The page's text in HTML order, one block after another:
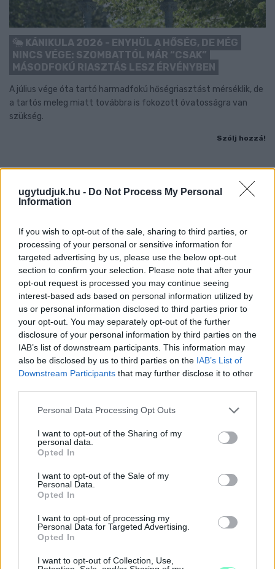
ugytudjuk.hu - Do Not Process My Personal
Information
If you wish to opt-out of the sale, sharing to third parties, or
processing of your personal or sensitive information for
targeted advertising by us, please use the below opt-out
section to confirm your selection. Please note that after your
opt-out request is processed you may continue seeing
interest-based ads based on personal information utilized by
us or personal information disclosed to third parties prior to
your opt-out. You may separately opt-out of the further
disclosure of your personal information by third parties on the
IAB’s list of downstream participants. This information may
also be disclosed by us to third parties on the IAB’s List of
Downstream Participants that may further disclose it to other
Please note that this website/app uses one or more Google
not limited to your visit or usage behaviour. You may click to
grant or deny consent to Google and its third-party tags to
use your data for below specified purposes in below Google
consent section.
Personal Data Processing Opt Outs
I want to opt-out of the Sharing of my
personal data.
Opted In
I want to opt-out of the Sale of my
Personal Data.
Opted In
I want to opt-out of processing my
Personal Data for Targeted Advertising.
Opted In
I want to opt-out of Collection, Use,
KÁNIKULA 2026 - ENYHÜL A HŐSÉG, DE MÉG
NINCS VÉGE: SZOMBATTÓL MÁR “CSAK”
MÁSODFOKÚ RIASZTÁS LESZ ÉRVÉNYBEN
A július vége óta tartó harmadfokú hőségriasztást mérséklik, de
a tartós meleg miatt továbbra is fokozott óvatosságra van
szükség.
Szólj hozzá!
KÉT RÉSZLETBEN ÉRKEZIK A 100 EZER FORINTOS
ISKOLAKEZDÉSI TÁMOGATÁS, AMIT NEM KELL KÜLÖN
Az első 50 ezer forintot még a tanévkezdés előtt folyósítja a
formájában érkezik.